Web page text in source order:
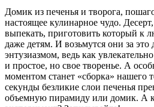
Домик из печенья и творога,
настоящее кулинарное чудо.
выпекать, приготовить который к
даже детям. И возьмутся они за это
энтузиазмом, ведь как
и простое, но свое творенье. А
моментом станет «сборка» нашего
секунды безликие слои печенья
объемную пирамиду или домик. А